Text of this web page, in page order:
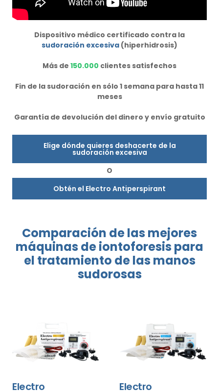
Dispositivo médico certificado contra la
sudoración excesiva (hiperhidrosis)
Más de 150.000 clientes satisfechos
Fin de la sudoración en sólo 1 semana para hasta 11
meses
Garantía de devolución del dinero y envío gratuito
Elige dónde quieres deshacerte de la
sudoración excesiva
O
Obtén el Electro Antiperspirant
Comparación de las mejores
máquinas deiontoforesis para
el tratamiento de las manos
sudorosas
Electro
Electro